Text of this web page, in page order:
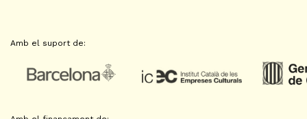
Amb el suport de: